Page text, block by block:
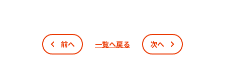
前へ 一覧へ戻る 次へ